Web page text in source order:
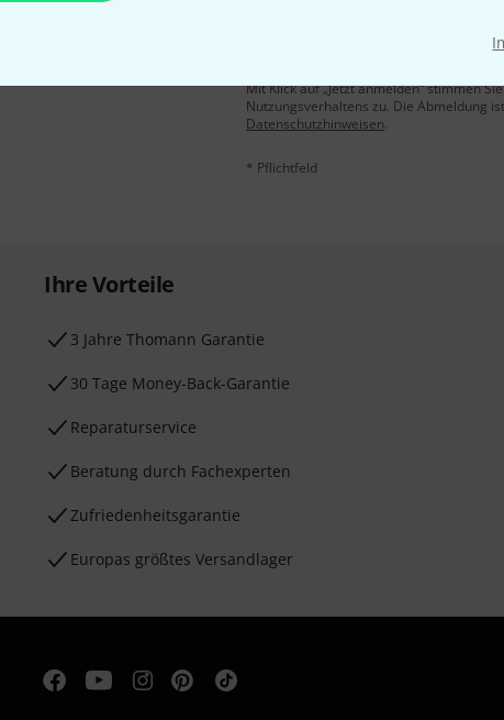
mit etwas Glück
Mit Klick auf „Jetzt anmelden“ stimmen
Nutzungsverhaltens zu. Die Abmeldung
Datenschutzhinweisen.
* Pflichtfeld
Ihre Vorteile
3 Jahre Thomann Garantie
30 Tage Money-Back-Garantie
Reparaturservice
Beratung durch Fachexperten
Zufriedenheitsgarantie
Europas größtes Versandlager